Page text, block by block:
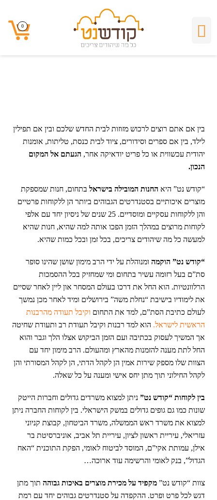
0 אודות
בין אם אתם רוצים לרכוש מזוזות לבית החדש שלכם ובין אם תפילין
לילד, בין אם ספרים וסידורים, ציוד לבית כנסת, טליתות, אומנות
יהודית עכשווית או כל פריט יודאיקה אחר, הגעתם אל המקום
הנכון.
“קודש נט” היא החנות המובילה בישראל בתחום, חנות שמספקת
מוצרים איכותיים בסטנדרטים הגבוהים ביותר הן ללקוחות פרטיים
והן ללקוחות עסקיים ומוסדיים. 25 שנים של ניסיון יחד עם אלפי
לקוחות מרוצים במהלך הזמן הפכו אותה למה שהיא, חנות שהיא
למעשה כל מה שיהודים צריכים, בכל זמן ובכל כמות שהיא.
“קודש נט” הוקמה ומנוהלת על ידי הרב מימון שושן שהינו סופר
סת”ם בעל רזומה עשיר בתחום ומי שמחזיק בכל ההסמכות
הרלוונטיות. הוא החל את דרכו בעולם המסחר און ליין לאחר שסיים
את לימודיו בישיבת “נחלת משה” בירושלים ומיד לאחר מכן נמשך
לעולם כתיבת הסת”ם, למד את התחום וקיבל תעודה מהרבנות
הראשית לישראל. הוא למד רבנות וקיבל תעודת רב ותעודת שחיטה
אך המשיך לעסוק בכתיבה ועם הזמן הביקוש אצלו הלך וגבר והוא
החל לתת מענה להזמנות מהארץ ומהעולם. הרב מימון יחד עם
הצוות שלו מספק שירות אמין הן לקהל הדתי, הן לקהל המסורתי והן
לקהל החילוני תוך מתן יחס אישי ומענה על כל שאלה.
בין לקוחות “קודש נט” ניתן למצוא משרדים גדולים וחברות הייטק
שונות כמו גם גופים גדולים במשק הישראלי. בין לקוחות החברה ניתן
למצוא את משרד ראש הממשלה, משרד הביטחון, קבוצת קניוני
עזריאלי, עיריית ראשון לציון, עיריית תל אביב, אוניברסיטת בר
אילן, עמותת אקי”ם, המוסד לביטוח לאומי, הפקת התוכנית “האח
הגדול”, בנק לאומי והרשימה עוד ארוכה…
צוות “קודש נט” מקפיד על מכירת מוצרים באיכות גבוהה תוך מתן
דגש לכל פרט ופרט. ההקפדה על סטנדרטים גבוהים יחד עם רמת
0